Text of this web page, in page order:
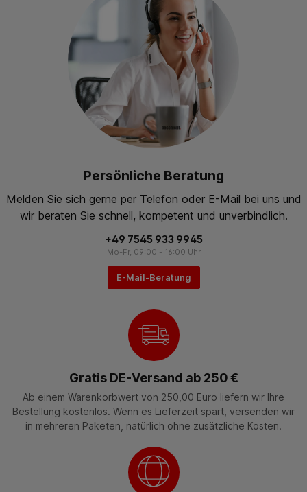
Persönliche Beratung
Melden Sie sich gerne per Telefon oder E-Mail bei uns und
wir beraten Sie schnell, kompetent und unverbindlich.
+49 7545 933 9945
Mo-Fr, 09:00 - 16:00 Uhr
E-Mail-Beratung
Gratis DE-Versand ab 250 €
Ab einem Warenkorbwert von 250,00 Euro liefern wir Ihre
Bestellung kostenlos. Wenn es Lieferzeit spart, versenden wir
in mehreren Paketen, natürlich ohne zusätzliche Kosten.